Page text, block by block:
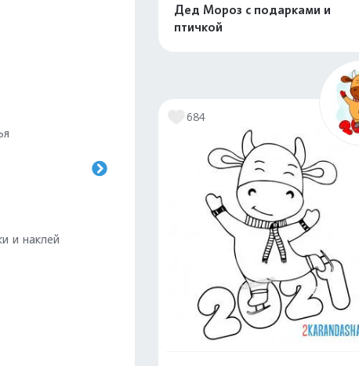
и наклей
Дед Мороз с подарками и
птичкой
684